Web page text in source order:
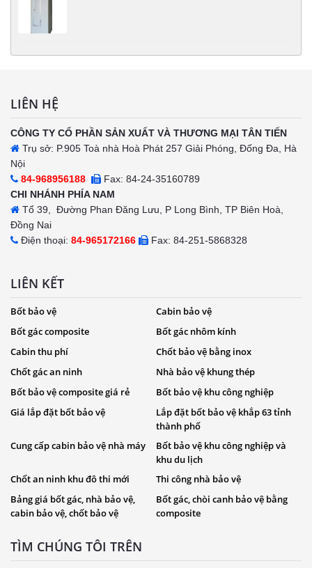
LIÊN HỆ
CÔNG TY CỔ PHẦN SẢN XUẤT VÀ THƯƠNG MẠI TÂN TIẾN
Trụ sở: P.905 Toà nhà Hoà Phát 257 Giải Phóng, Đống Đa, Hà
Nội
84-968956188
Fax: 84-24-35160789
CHI NHÁNH PHÍA NAM
Tổ 39, Đường Phan Đăng Lưu, P Long Bình, TP Biên Hoà,
Đồng Nai
Điện thoại: 84-965172166 Fax: 84-251-5868328
LIÊN KẾT
Bốt bảo vệ
Cabin bảo vệ
Bốt gác composite
Bốt gác nhôm kính
Cabin thu phí
Chốt bảo vệ bằng inox
Chốt gác an ninh
Nhà bảo vệ khung thép
Bốt bảo vệ composite giá rẻ
Bốt bảo vệ khu công nghiệp
Giá lắp đặt bốt bảo vệ
Lắp đặt bốt bảo vệ khắp 63 tỉnh
thành phố
Cung cấp cabin bảo vệ nhà máy Bốt bảo vệ khu công nghiệp và
khu du lịch
Chốt an ninh khu đô thi mới
Thi công nhà bảo vệ
Bảng giá bốt gác, nhà bảo vệ,
cabin bảo vệ, chốt bảo vệ
Bốt gác, chòi canh bảo vệ bằng
composite
TÌM CHÚNG TÔI TRÊN